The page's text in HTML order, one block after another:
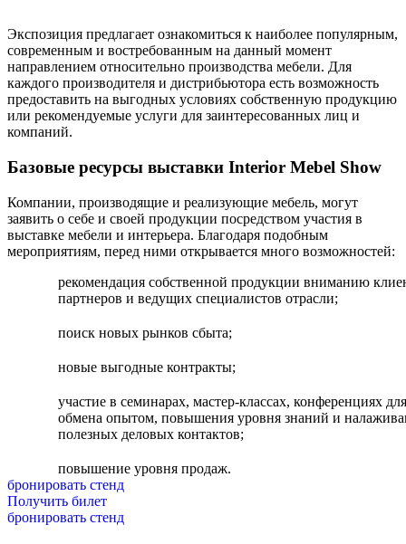
Экспозиция предлагает ознакомиться к наиболее популярным,
современным и востребованным на данный момент
направлением относительно производства мебели. Для
каждого производителя и дистрибьютора есть возможность
предоставить на выгодных условиях собственную продукцию
или рекомендуемые услуги для заинтересованных лиц и
компаний.
Базовые ресурсы выставки Interior Mebel Show
Компании, производящие и реализующие мебель, могут
заявить о себе и своей продукции посредством участия в
выставке мебели и интерьера. Благодаря подобным
мероприятиям, перед ними открывается много возможностей:
рекомендация собственной продукции вниманию
партнеров и ведущих специалистов отрасли;
поиск новых рынков сбыта;
новые выгодные контракты;
участие в семинарах, мастер-классах, конференциях для
обмена опытом, повышения уровня знаний и
полезных деловых контактов;
повышение уровня продаж.
бронировать стенд
Получить билет
бронировать стенд